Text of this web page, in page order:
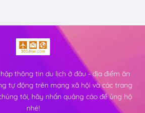
thông tin du lịch ở đâu - địa điểm ăn
tự động trên mạng xã hội và các trang
tôi, hãy nhấn quảng cáo để ủng hộ
nhé!